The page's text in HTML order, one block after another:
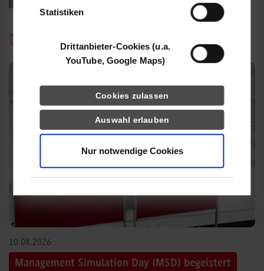
Statistiken
Drittanbieter-Cookies (u.a.
YouTube, Google Maps)
Cookies zulassen
Auswahl erlauben
Nur notwendige Cookies
News
10.08.2026
Management Simulation Day (MSD) begeistert